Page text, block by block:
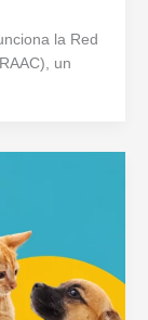
la Red
un